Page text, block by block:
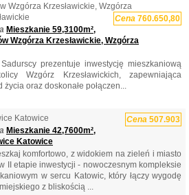
Wzgórza Krzesławickie, Wzgórza
Cena 760.650,80
Mieszkanie 59,3100m²,
Wzgórza Krzesławickie, Wzgórza
prezentuje inwestycję mieszkaniową
Wzgórz Krzesławickich, zapewniająca
oraz doskonałe połączen...
Katowice Cena 507.903
Mieszkanie 42,7600m²,
Katowice
komfortowo, z widokiem na zieleń i miasto
II etapie inwestycji - nowoczesnym kompleksie
w sercu Katowic, który łączy wygodę
z bliskością ...